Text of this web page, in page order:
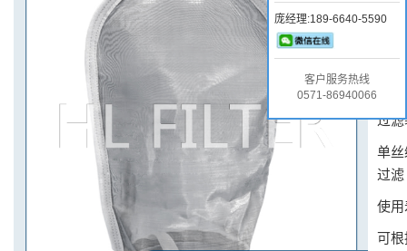
不锈
用。
过滤
单丝
过滤
使用
可
庞经理:189-6640-5590
客户服务热线
0571-86940066